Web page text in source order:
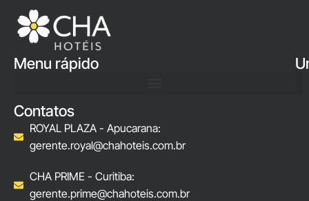
Menu rápido
Contatos
ROYAL PLAZA - Apucarana:
gerente.royal@chahoteis.com.br
CHA PRIME - Curitiba:
gerente.prime@chahoteis.com.br